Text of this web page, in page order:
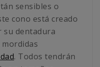
sensibles o
cono está creado
su dentadura
. Todos tendrán